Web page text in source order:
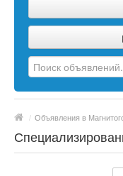
/ Объявления в